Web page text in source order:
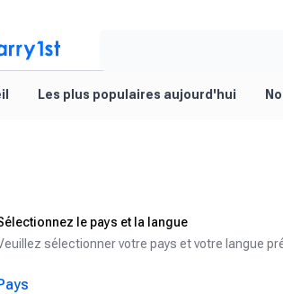
Les plus populaires aujourd'hui
le pays et la langue
sélectionner votre pays et votre langue